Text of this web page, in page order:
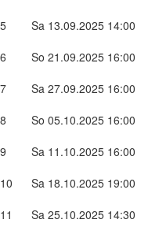
5
Sa 13.09.2025 14:00
6
So 21.09.2025 16:00
7
Sa 27.09.2025 16:00
8
So 05.10.2025 16:00
9
Sa 11.10.2025 16:00
10
Sa 18.10.2025 19:00
11
Sa 25.10.2025 14:30